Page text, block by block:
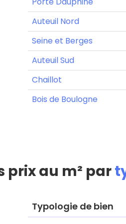
Auteuil Nord
Seine et Berges
Auteuil Sud
Chaillot
Bois de Boulogne
prix au m² par
Typologie de bien